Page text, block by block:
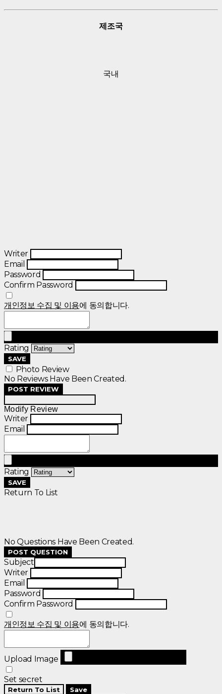
제조국
국내
Writer
Email
Password
Confirm Password
개인정보 수집 및 이용에 동의합니다.
Rating
SAVE
Photo Review
No Reviews Have Been Created.
POST REVIEW
Modify Review
Writer
Email
Rating
SAVE
Return To List
No Questions Have Been Created.
POST QUESTION
Subject
Writer
Email
Password
Confirm Password
개인정보 수집 및 이용에 동의합니다.
Upload Image
Set secret
Return To List Save